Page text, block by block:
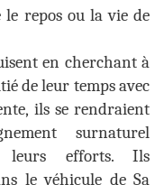
le repos ou la vie de
en cherchant à
de leur temps avec
ils se rendraient
surnaturel
leurs efforts. Ils
le véhicule de Sa